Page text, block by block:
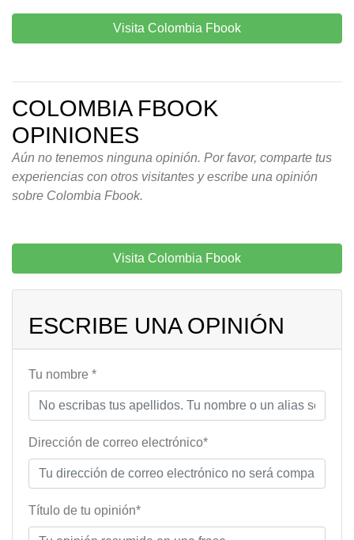
Visita Colombia Fbook
COLOMBIA FBOOK
OPINIONES
Aún no tenemos ninguna opinión. Por favor, comparte tus
experiencias con otros visitantes y escribe una opinión
sobre Colombia Fbook.
Visita Colombia Fbook
ESCRIBE UNA OPINIÓN
Tu nombre *
Dirección de correo electrónico*
Título de tu opinión*